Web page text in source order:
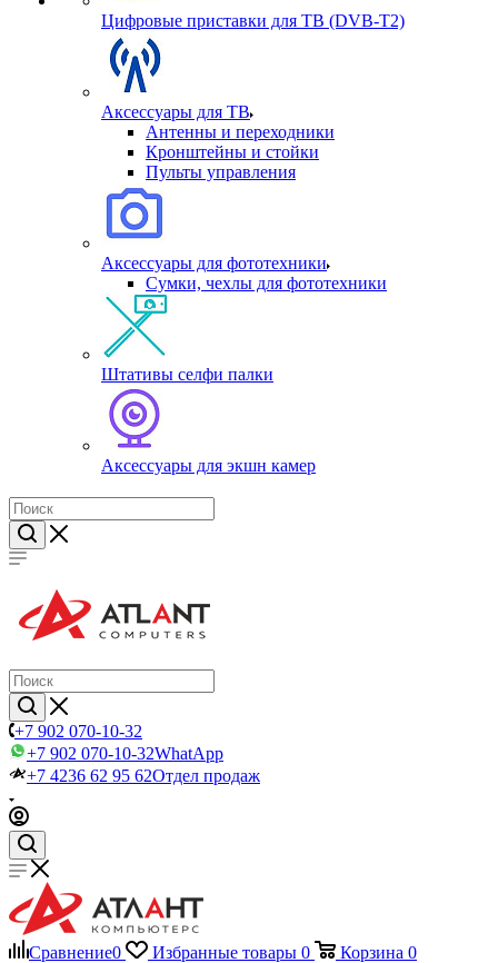
Цифровые приставки для ТВ (DVB-T2)
Аксессуары для ТВ
Антенны и переходники
Кронштейны и стойки
Пульты управления
Аксессуары для фототехники
Сумки, чехлы для фототехники
Штативы селфи палки
Аксессуары для экшн камер
+7 902 070-10-32
+7 902 070-10-32WhatApp
+7 4236 62 95 62Отдел продаж
Сравнение0 Избранные товары 0 Корзина 0